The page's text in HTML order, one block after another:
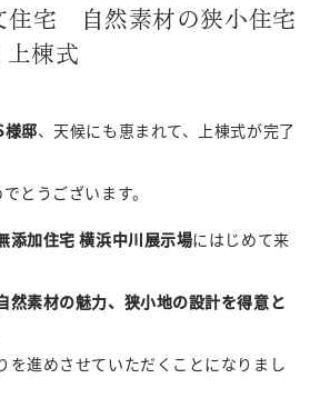
住宅 自然素材の狭小住宅
上棟式
様邸、天候にも恵まれて、上棟式が完了
とうございます。
添加住宅 横浜中川展示場にはじめて来
然素材の魅力、狭小地の設計を得意と
を進めさせていただくことになりまし